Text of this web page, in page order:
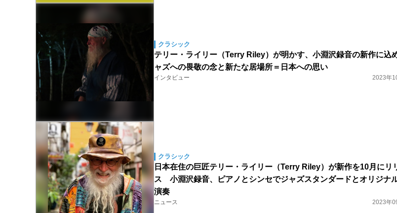
クラシック
テリー・ライリー（Terry Riley）が明かす、小淵沢録音の新作に込
ャズへの畏敬の念と新たな居場所＝日本への思い
インタビュー 2023年
クラシック
日本在住の巨匠テリー・ライリー（Terry Riley）が新作を10月にリ
ス 小淵沢録音、ピアノとシンセでジャズスタンダードとオリジナ
演奏
ニュース 2023年